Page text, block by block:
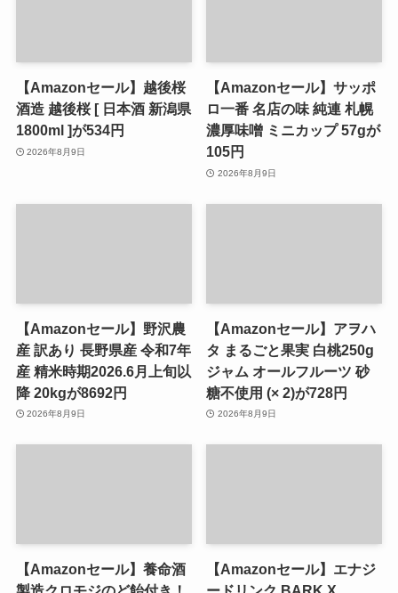
【Amazonセール】越後桜
酒造 越後桜 [ 日本酒 新潟県
1800ml ]が534円
2026年8月9日
【Amazonセール】サッポ
ロ一番 名店の味 純連 札幌
濃厚味噌 ミニカップ 57gが
105円
2026年8月9日
【Amazonセール】野沢農
産 訳あり 長野県産 令和7年
産 精米時期2026.6月上旬以
降 20kgが8692円
2026年8月9日
【Amazonセール】アヲハ
タ まるごと果実 白桃250g
ジャム オールフルーツ 砂
糖不使用 (× 2)が728円
2026年8月9日
【Amazonセール】養命酒
【Amazonセール】エナジ